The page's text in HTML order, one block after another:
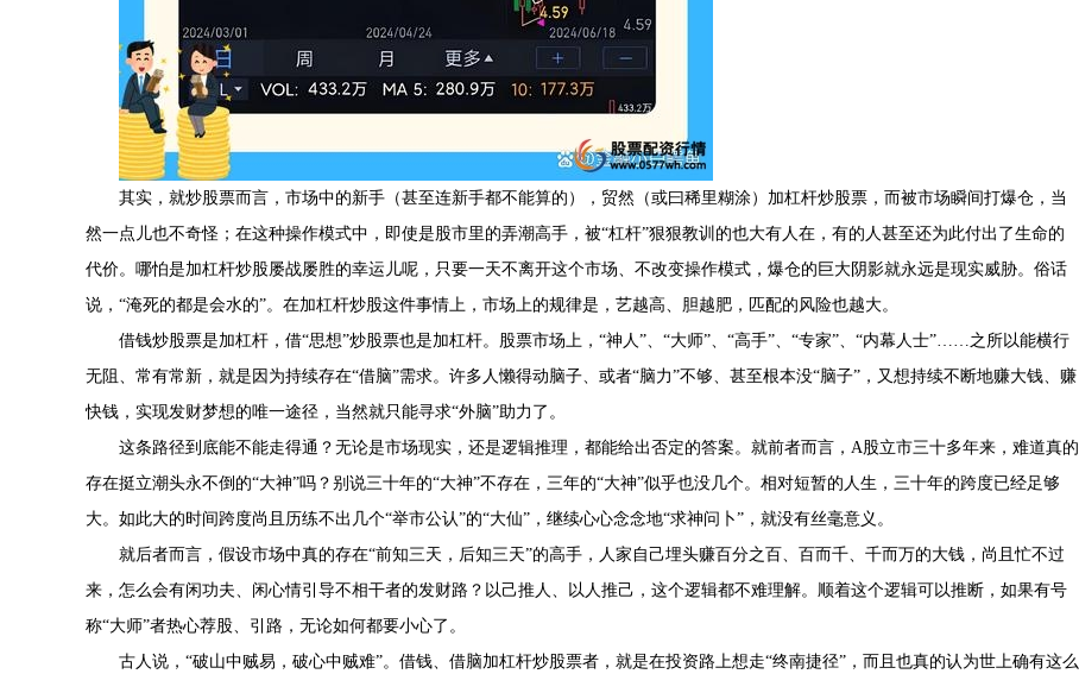
其实，就炒股票而言，市场中的新手（甚至连新手都不能算的），贸然（或曰稀里糊涂）加杠杆炒股票，而被市场瞬间打爆仓，当
然一点儿也不奇怪；在这种操作模式中，即使是股市里的弄潮高手，被“杠杆”狠狠教训的也大有人在，有的人甚至还为此付出了生命的
代价。哪怕是加杠杆炒股屡战屡胜的幸运儿呢，只要一天不离开这个市场、不改变操作模式，爆仓的巨大阴影就永远是现实威胁。俗话
说，“淹死的都是会水的”。在加杠杆炒股这件事情上，市场上的规律是，艺越高、胆越肥，匹配的风险也越大。
借钱炒股票是加杠杆，借“思想”炒股票也是加杠杆。股票市场上，“神人”、“大师”、“高手”、“专家”、“内幕人士”……之所以能横行
无阻、常有常新，就是因为持续存在“借脑”需求。许多人懒得动脑子、或者“脑力”不够、甚至根本没“脑子”，又想持续不断地赚大钱、赚
快钱，实现发财梦想的唯一途径，当然就只能寻求“外脑”助力了。
这条路径到底能不能走得通？无论是市场现实，还是逻辑推理，都能给出否定的答案。就前者而言，A股立市三十多年来，难道真的
存在挺立潮头永不倒的“大神”吗？别说三十年的“大神”不存在，三年的“大神”似乎也没几个。相对短暂的人生，三十年的跨度已经足够
大。如此大的时间跨度尚且历练不出几个“举市公认”的“大仙”，继续心心念念地“求神问卜”，就没有丝毫意义。
就后者而言，假设市场中真的存在“前知三天，后知三天”的高手，人家自己埋头赚百分之百、百而千、千而万的大钱，尚且忙不过
来，怎么会有闲功夫、闲心情引导不相干者的发财路？以己推人、以人推己，这个逻辑都不难理解。顺着这个逻辑可以推断，如果有号
称“大师”者热心荐股、引路，无论如何都要小心了。
古人说，“破山中贼易，破心中贼难”。借钱、借脑加杠杆炒股票者，就是在投资路上想走“终南捷径”，而且也真的认为世上确有这么